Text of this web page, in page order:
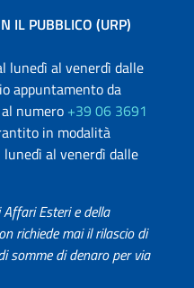
IL PUBBLICO (URP)
lunedì al venerdì dalle
appuntamento da
numero +39 06 3691
in modalità
al venerdì dalle
Esteri e della
richiede mai il rilascio di
somme di denaro per via